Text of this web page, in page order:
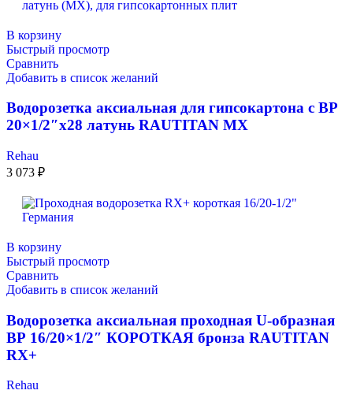
В корзину
Быстрый просмотр
Сравнить
Добавить в список желаний
Водорозетка аксиальная для гипсокартона с ВР
20×1/2″x28 латунь RAUTITAN MX
Rehau
3 073 ₽
В корзину
Быстрый просмотр
Сравнить
Добавить в список желаний
Водорозетка аксиальная проходная U-образная
ВР 16/20×1/2″ КОРОТКАЯ бронза RAUTITAN
RX+
Rehau